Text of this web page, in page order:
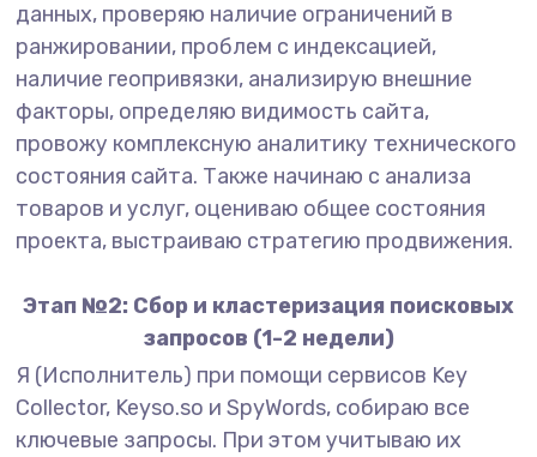
данных, проверяю наличие ограничений в
ранжировании, проблем с индексацией,
наличие геопривязки, анализирую внешние
факторы, определяю видимость сайта,
провожу комплексную аналитику технического
состояния сайта. Также начинаю с анализа
товаров и услуг, оцениваю общее состояния
проекта, выстраиваю стратегию продвижения.
Этап №2: Сбор и кластеризация поисковых
запросов (1-2 недели)
Я (Исполнитель) при помощи сервисов Key
Collector, Keyso.so и SpyWords, собираю все
ключевые запросы. При этом учитываю их